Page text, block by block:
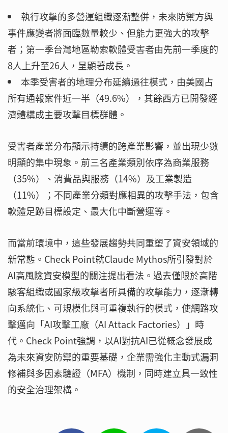
執行攻擊的多營運組織逐漸整併，未來防禦方與
事件應變者將面臨數量較少、但能力更強大的攻擊
者；第一季台灣地區勒索軟體受害者由先前一季度的
8人上升至26人，呈顯著成長。
本季受害者的地理分布延續過往模式，由美國占
所有通報案件近一半（49.6%），其餘西方已開發經
濟體構成主要攻擊目標群體。
受害者產業分布顯示持續的跨產業影響，並出現少數
明顯的集中現象。前三名產業類別依序為商業服務
（35%）、消費品與服務（14%）及工業製造
（11%）；不同產業分類對應相異的攻擊手法，包含
軟體足跡目標設定、最大化中斷營運等。
而當前環境中，這些發展趨勢共同重塑了資安領域的
新常態。Check Point就Claude Mythos所引發對於
AI高風險資安模型的關注提出看法。過去僅限於高階
駭客組織或國家級攻擊者所具備的攻擊能力，逐漸轉
向系統化、可規模化與可重複執行的模式，使網路攻
擊邁向「AI攻擊工廠（AI Attack Factories）」時
代。Check Point強調，以AI對抗AI已從概念發展成
為未來資安防禦的重要基礎，企業需強化主動式漏洞
修補與多因素驗證（MFA）機制，同時建立具一致性
的安全治理架構。